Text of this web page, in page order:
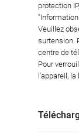
protection
Veuillez
surtension.
centre de
Pour
l'appareil,